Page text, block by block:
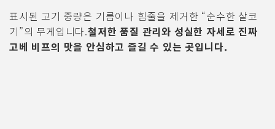
표시된 고기 중량은 기름이나 힘줄을 제거한 “순수한 살코
기”의 무게입니다.철저한 품질 관리와 성실한 자세로 진짜
고베 비프의 맛을 안심하고 즐길 수 있는 곳입니다.